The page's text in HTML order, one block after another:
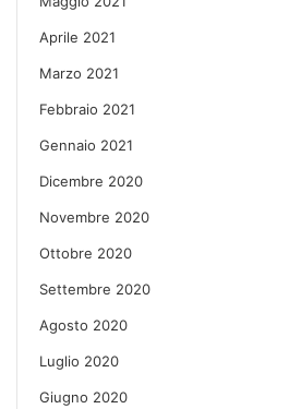
Aprile 2021
Marzo 2021
Febbraio 2021
Gennaio 2021
Dicembre 2020
Novembre 2020
Ottobre 2020
Settembre 2020
Agosto 2020
Luglio 2020
Giugno 2020